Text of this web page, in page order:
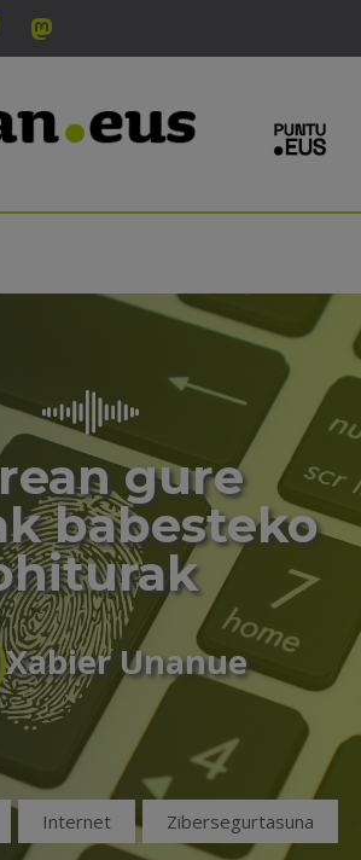
gure
babesteko
Xabier Unanue
Internet Zibersegurtasuna